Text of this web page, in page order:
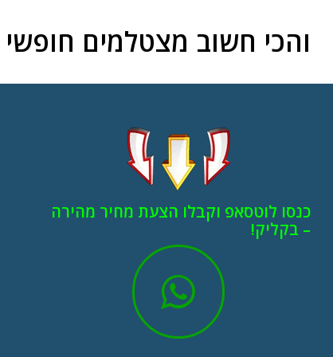
והכי חשוב מצטלמים חופשי
כנסו לוטסאפ וקבלו הצעת מחיר מהירה
– בקליק!